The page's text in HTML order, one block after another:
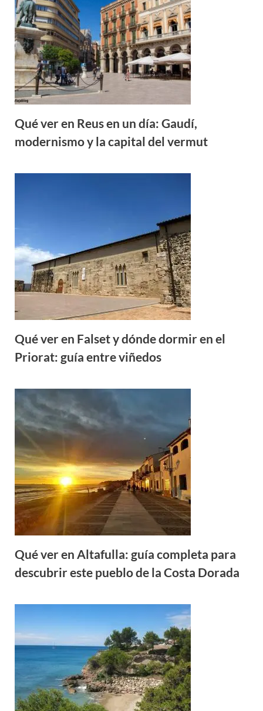
Qué ver en Reus en un día: Gaudí,
modernismo y la capital del vermut
Qué ver en Falset y dónde dormir en el
Priorat: guía entre viñedos
Qué ver en Altafulla: guía completa para
descubrir este pueblo de la Costa Dorada